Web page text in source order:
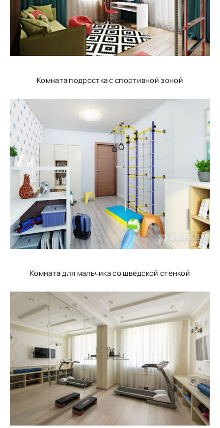
Комната подростка с спортивной зоной
Комната для мальчика со шведской стенкой